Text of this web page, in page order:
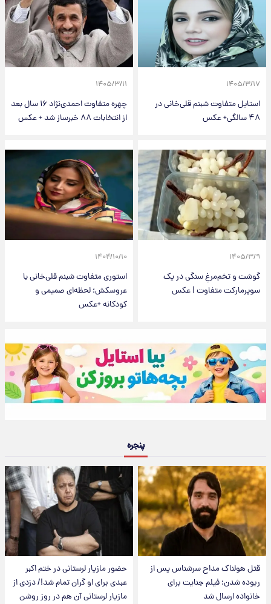
۱۴۰۵/۳/۱۷
استایل متفاوت شبنم قلی‌خانی در
۴۸ سالگی+ عکس
۱۴۰۵/۳/۱۱
چهره متفاوت احمدی‌نژاد ۱۶ سال بعد
از انتخابات ۸۸ خبرساز شد + عکس
۱۴۰۵/۳/۹
گوشت و تخم‌مرغِ سنگی در یک
سوپرمارکت متفاوت | عکس
۱۴۰۴/۱۰/۱۰
استوری متفاوت شبنم قلی‌خانی با
عروسکش؛ لحظه‌ای صمیمی و
کودکانه +عکس
پنجره
قتل هولناک مداح سرشناس پس از
ربوده شدن؛ فیلم جنایت برای
خانواده ارسال شد
حضور مازیار لرستانی در ختم اکبر
عبدی برای او گران تمام شد!/ دزدی از
مازیار لرستانی آن هم در روز روشن